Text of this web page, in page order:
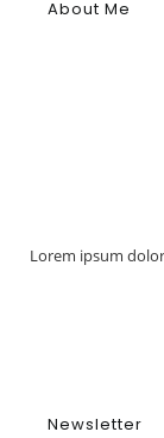
About Me
Lorem ipsum
Newsletter